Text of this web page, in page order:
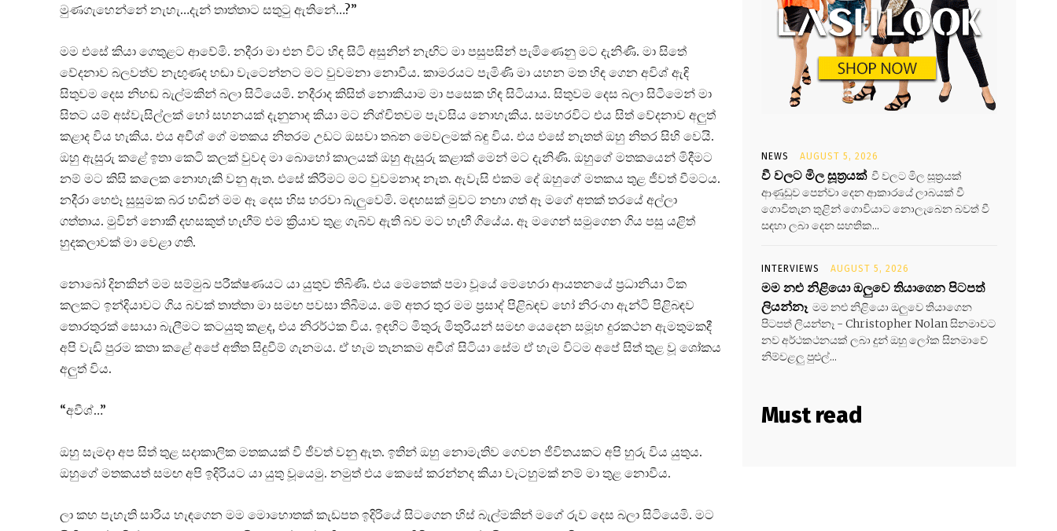
මුණගැහෙන්නේ නැහැ…දැන් තාත්තාට සතුටු ඇතිනේ…?”
මම එසේ කියා ගෙතුළට ආවේමි. නදීරා මා එන විට හිඳ සිටි අසුනින් නැඟිට මා පසුපසින් පැමිණෙනු මට දැනිණි. මා සිතේ
වේදනාව බලවත්ව නැඟුණද හඬා වැටෙන්නට මට වුවමනා නොවීය. කාමරයට පැමිණි මා යහන මත හිඳ ගෙන අවිශ් ඇඳි
සිතුවම දෙස නිහඬ බැල්මකින් බලා සිටියෙමි. නදීරාද කිසිත් නොකියාම මා පසෙක හිඳ සිටියාය. සිතුවම දෙස බලා සිටීමෙන් මා
සිතට යම් අස්වැසිල්ලක් හෝ සහනයක් දැනුනාද කියා මට නිශ්චිතවම පැවසිය නොහැකිය. සමහරවිට එය සිත් වේදනාව අලුත්
කළාද විය හැකිය. එය අවීශ් ගේ මතකය නිතරම උඩට ඔසවා තබන මෙවලමක් බඳු විය. එය එසේ නැතත් ඔහු නිතර සිහි වෙයි.
ඔහු ඇසුරු කළේ ඉතා කෙටි කලක් වුවද මා බොහෝ කාලයක් ඔහු ඇසුරු කළාක් මෙන් මට දැනිණි. ඔහුගේ මතකයෙන් මිදීමට
නම් මට කිසි කලෙක නොහැකි වනු ඇත. එසේ කිරීමට මට වුවමනාද නැත. ඇවැසි එකම දේ ඔහුගේ මතකය තුළ ජීවත් වීමටය.
නදීරා හෙළූ සුසුමක බර හඬින් මම ඈ දෙස හිස හරවා බැලුවෙමි. මඳහසක් මුවට නඟා ගත් ඈ මගේ අතක් තරයේ අල්ලා
ගත්තාය. මුවින් නොකී දහසකුත් හැඟීම් එම ක්‍රියාව තුළ ගැබ්ව ඇති බව මට හැඟී ගියේය. ඈ මගෙන් සමුගෙන ගිය පසු යළිත්
හුදකලාවක් මා වෙළා ගති.
නොබෝ දිනකින් මම සම්මුඛ පරීක්ෂණයට යා යුතුව තිබිණි. එය මෙතෙක් පමා වූයේ මෙහෙරා ආයතනයේ ප්‍රධානියා ටික
කලකට ඉන්දියාවට ගිය බවක් තාත්තා මා සමඟ පවසා තිබීමය. මේ අතර තුර මම ප්‍රසාද් පිළිබඳව හෝ නිරංගා ඇන්ටි පිළිබඳව
තොරතුරක් සොයා බැලීමට කටයුතු කළද, එය නිරර්ථක විය. ඉඳහිට මිතුරු මිතුරියන් සමඟ යෙදෙන සමූහ දුරකථන ඇමතුමකදී
අපි වැඩි පුරම කතා කළේ අපේ අතීත සිදුවීම් ගැනමය. ඒ හැම තැනකම අවීශ් සිටියා සේම ඒ හැම විටම අපේ සිත් තුළ වූ ශෝකය
අලුත් විය.
“අවීශ්…”
ඔහු සැමදා අප සිත් තුළ සදාකාලික මතකයක් වී ජීවත් වනු ඇත. ඉතින් ඔහු නොමැතිව ගෙවන ජීවිතයකට අපි හුරු විය යුතුය.
ඔහුගේ මතකයත් සමඟ අපි ඉදිරියට යා යුතු වූයෙමු. නමුත් එය කෙසේ කරන්නද කියා වැටහුමක් නම් මා තුළ නොවීය.
ලා කහ පැහැති සාරිය හැඳගෙන මම මොහොතක් කැඩපත ඉදිරියේ සිටගෙන හිස් බැල්මකින් මගේ රුව දෙස බලා සිටියෙමි. මට
NEWS AUGUST 5, 2026
වී වලට මිල සූත්‍රයක් වී වලට මිල සූත්‍රයක්
ආණුඩුව පෙන්වා දෙන ආකාරයේ ලාබයක් වී
ගොවිතැන තුළින් ගොවියාට නොලැබෙන බවත් වී
සඳහා ලබා දෙන සහතික...
INTERVIEWS AUGUST 5, 2026
මම නළු නිළියො ඔලුවෙ තියාගෙන පිටපත්
ලියන්නෑ මම නළු නිළියො ඔලුවෙ තියාගෙන
පිටපත් ලියන්නෑ - Christopher Nolan සිනමාවට
නව අර්ථකථනයක් ලබා දුන් ඔහු ලෝක සිනමාවේ
නිම්වළලු පුළුල්...
Must read